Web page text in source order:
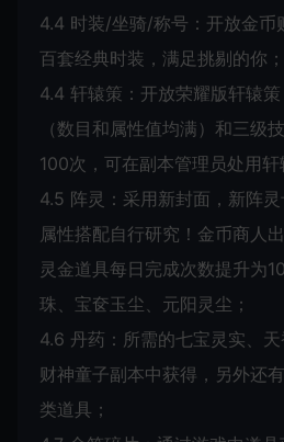
4.4 时装/坐骑/称号：开放金币
百套经典时装，满足挑剔的你；
4.4 轩辕策：开放荣耀版轩辕
（数目和属性值均满）和三级
100次，可在副本管理员处用轩
4.5 阵灵：采用新封面，新阵
属性搭配自行研究！金币商人
灵金道具每日完成次数提升为
珠、宝奁玉尘、元阳灵尘；
4.6 丹药：所需的七宝灵实、
财神童子副本中获得，另外还
类道具；